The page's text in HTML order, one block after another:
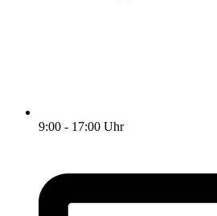
9:00 - 17:00 Uhr